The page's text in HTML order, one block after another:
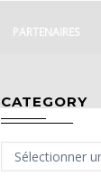
PARTENAIRES
CATEGORY
Category